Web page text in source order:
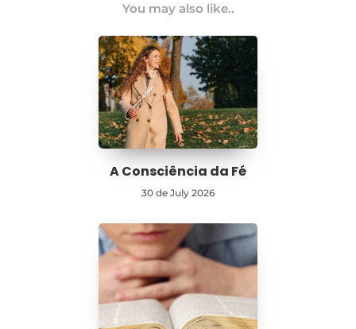
You may also like..
A Consciência da Fé
30 de July 2026